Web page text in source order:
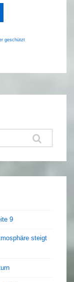
geschützt
9
steigt